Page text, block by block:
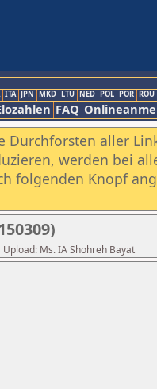
ITA JPN MKD LTU NED POL POR ROU
FAQ
aller
werden bei
folgenden Knopf
Ms. IA Shohreh Bayat